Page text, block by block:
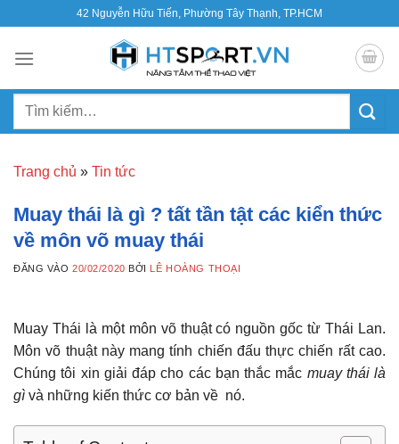
nội
42 Nguyễn Hữu Tiến, Phường Tây Thạnh, TP.HCM
Tìm
Trang chủ » Tin tức
Muay thái là gì ? tất tần tật các kiển thức
về môn võ muay thái
ĐĂNG VÀO20/02/2020 BỞI LÊ HOÀNG THOẠI
Muay Thái là một môn võ thuật có nguồn gốc từ Thái Lan.
Môn võ thuật này mang tính chiến đấu thực chiến rất cao.
Chúng tôi xin giải đáp cho các bạn thắc mắc muay thái là
gì và những kiến thức cơ bản về nó.